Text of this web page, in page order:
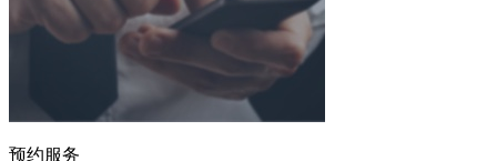
预约服务